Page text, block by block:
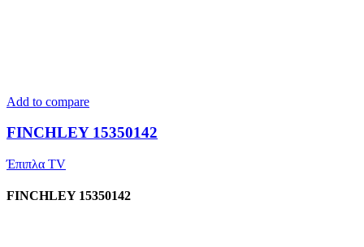
Add to compare
FINCHLEY 15350142
Έπιπλα TV
FINCHLEY 15350142